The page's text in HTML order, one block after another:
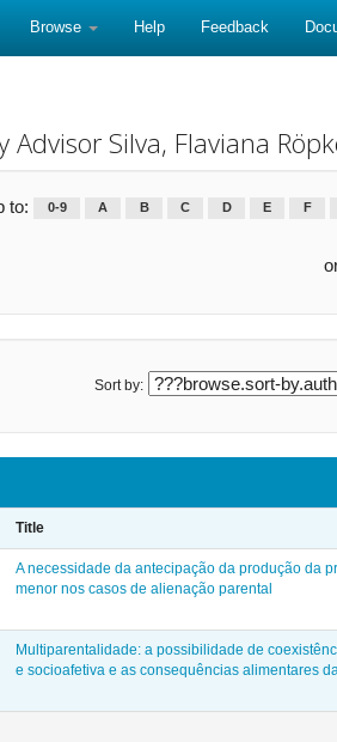
Browse Help Feedback
Advisor Silva, Flaviana
to: 0-9 A B C D E F
Sort by:
Title
A necessidade da antecipação da produção da
menor nos casos de alienação parental
Multiparentalidade: a possibilidade de
e socioafetiva e as consequências alimentares